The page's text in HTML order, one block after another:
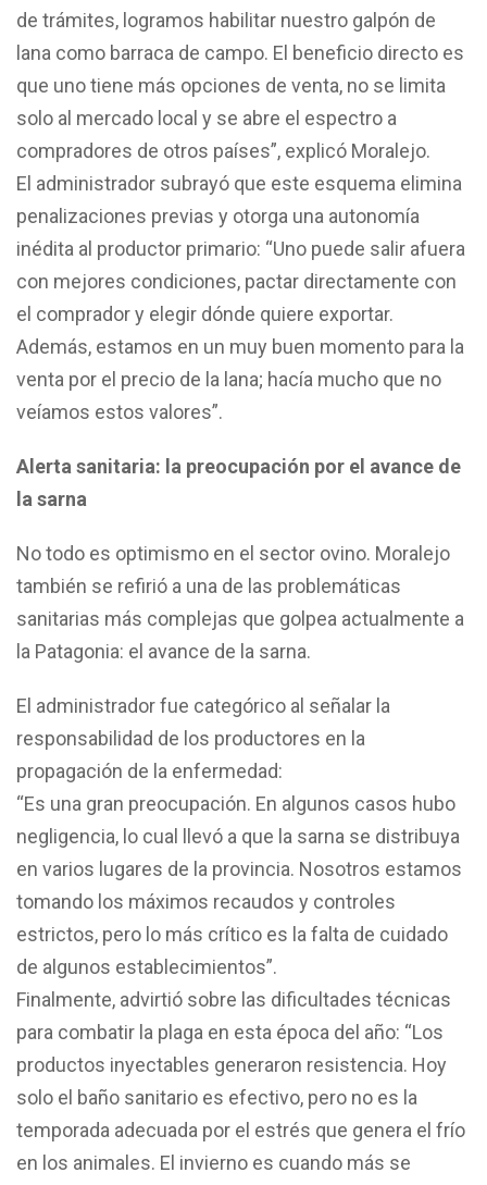
de trámites, logramos habilitar nuestro galpón de
lana como barraca de campo. El beneficio directo es
que uno tiene más opciones de venta, no se limita
solo al mercado local y se abre el espectro a
compradores de otros países”, explicó Moralejo.
El administrador subrayó que este esquema elimina
penalizaciones previas y otorga una autonomía
inédita al productor primario: “Uno puede salir afuera
con mejores condiciones, pactar directamente con
el comprador y elegir dónde quiere exportar.
Además, estamos en un muy buen momento para la
venta por el precio de la lana; hacía mucho que no
veíamos estos valores”.
Alerta sanitaria: la preocupación por el avance de
la sarna
No todo es optimismo en el sector ovino. Moralejo
también se refirió a una de las problemáticas
sanitarias más complejas que golpea actualmente a
la Patagonia: el avance de la sarna.
El administrador fue categórico al señalar la
responsabilidad de los productores en la
propagación de la enfermedad:
“Es una gran preocupación. En algunos casos hubo
negligencia, lo cual llevó a que la sarna se distribuya
en varios lugares de la provincia. Nosotros estamos
tomando los máximos recaudos y controles
estrictos, pero lo más crítico es la falta de cuidado
de algunos establecimientos”.
Finalmente, advirtió sobre las dificultades técnicas
para combatir la plaga en esta época del año: “Los
productos inyectables generaron resistencia. Hoy
solo el baño sanitario es efectivo, pero no es la
temporada adecuada por el estrés que genera el frío
en los animales. El invierno es cuando más se